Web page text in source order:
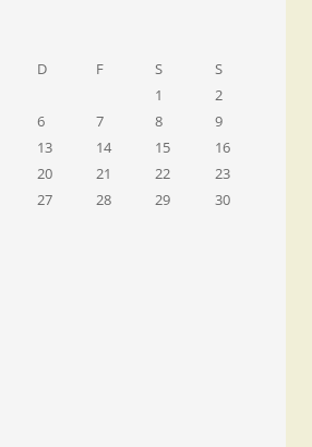
D F S
S
1
2
6 7 8
9
13 14 15
16
20 21 22
23
27 28 29
30